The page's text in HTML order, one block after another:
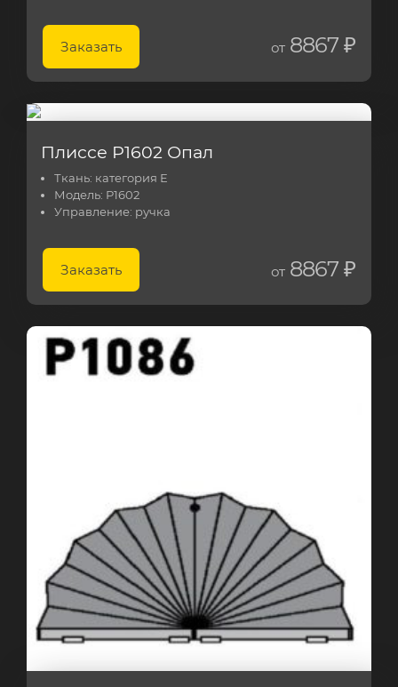
Заказать от8867 ₽
Плиссе Р1602 Опал
Ткань: категория Е
Модель: Р1602
Управление: ручка
Заказать от8867 ₽